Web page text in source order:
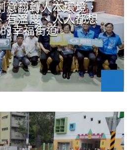
意翻轉人本環境，
有溫度、人人都想
幸福街道